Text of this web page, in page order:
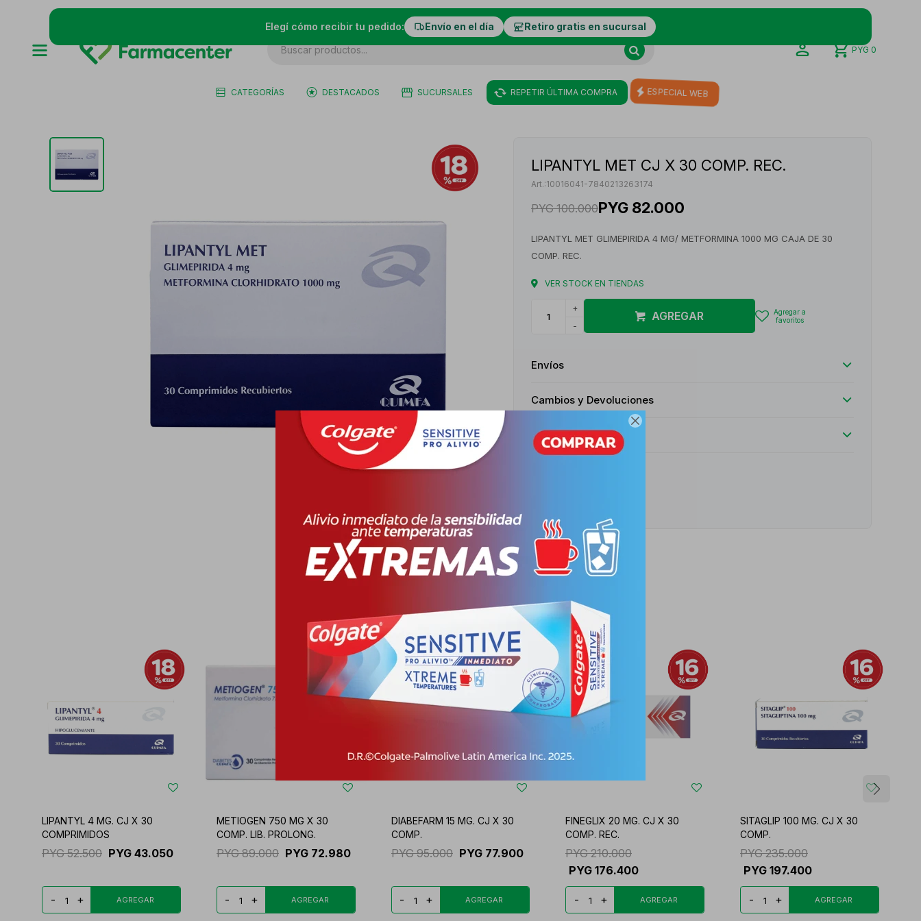

Elegí cómo recibir tu pedido: Envío en el día Retiro gratis en sucursal
CATEGORÍAS DESTACADOS SUCURSALES REPETIR ÚLTIMA COMPRA ESPECIAL WEB
PYG 0
LIPANTYL MET CJ X 30 COMP. REC.
10016041-7840213263174
PYG 100.000PYG 82.000
LIPANTYL MET GLIMEPIRIDA 4 MG/ METFORMINA 1000 MG CAJA DE 30
COMP. REC.
VER STOCK EN TIENDAS
+
-
AGREGAR
Envíos
Cambios y Devoluciones
Medios de pago
Productos que te pueden interesar
LIPANTYL 4 MG. CJ X 30
COMPRIMIDOS
PYG 52.500 PYG 43.050
- +
METIOGEN 750 MG X 30
COMP. LIB. PROLONG.
PYG 89.000 PYG 72.980
- +
DIABEFARM 15 MG. CJ X 30
COMP.
PYG 95.000 PYG 77.900
- +
FINEGLIX 20 MG. CJ X 30
COMP. REC.
PYG 210.000
PYG 176.400
- +
SITAGLIP 100 MG. CJ X 30
COMP.
PYG 235.000
PYG 197.400
- +